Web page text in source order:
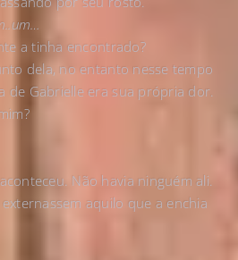
a tinha encontrado?
dela, no entanto nesse tempo
de Gabrielle era sua própria dor.
Não havia ninguém ali.
aquilo que a enchia